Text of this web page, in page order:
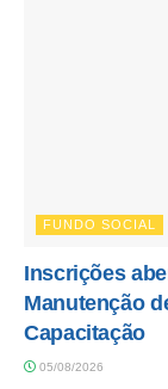
FUNDO SOCIAL
Inscrições
Manutenção
Capacitação
05/08/2026